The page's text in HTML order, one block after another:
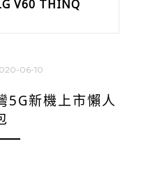
V60 THINQ
06-10
5G新機上市懶人